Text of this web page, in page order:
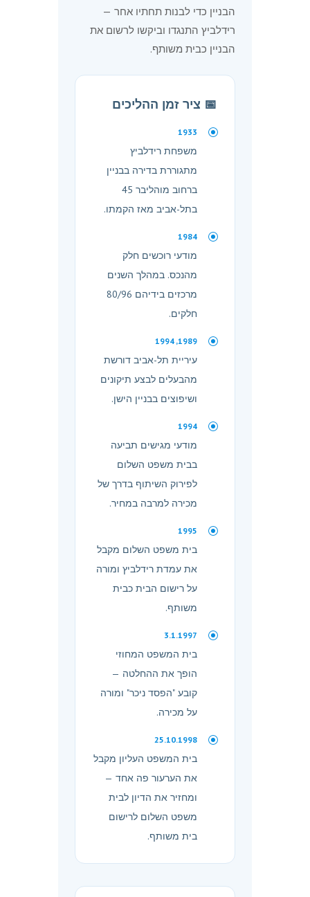
הבניין כדי לבנות תחתיו אחר —
רידלביץ התנגדו וביקשו לרשום את
הבניין כבית משותף.
📅 ציר זמן ההליכים
1933
משפחת רידלביץ
מתגוררת בדירה בבניין
ברחוב מוהליבר 45
בתל-אביב מאז הקמתו.
1984
מודעי רוכשים חלק
מהנכס. במהלך השנים
מרכזים בידיהם 80/96
חלקים.
1989, 1994
עיריית תל-אביב דורשת
מהבעלים לבצע תיקונים
ושיפוצים בבניין הישן.
1994
מודעי מגישים תביעה
בבית משפט השלום
לפירוק השיתוף בדרך של
מכירה למרבה במחיר.
1995
בית משפט השלום מקבל
את עמדת רידלביץ ומורה
על רישום הבית כבית
משותף.
3.1.1997
בית המשפט המחוזי
הופך את ההחלטה —
קובע "הפסד ניכר" ומורה
על מכירה.
25.10.1998
בית המשפט העליון מקבל
את הערעור פה אחד —
ומחזיר את הדיון לבית
משפט השלום לרישום
בית משותף.